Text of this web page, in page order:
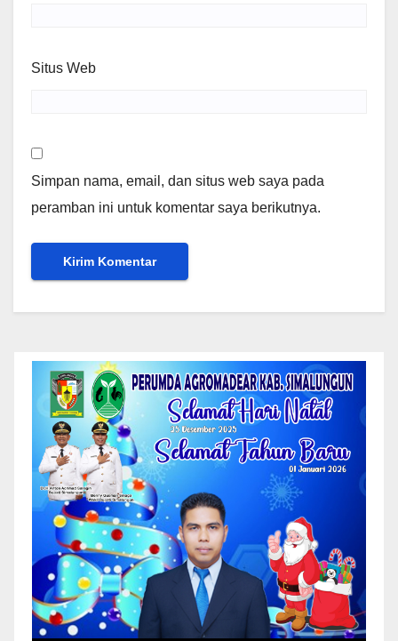
Situs Web
Simpan nama, email, dan situs web saya pada
peramban ini untuk komentar saya berikutnya.